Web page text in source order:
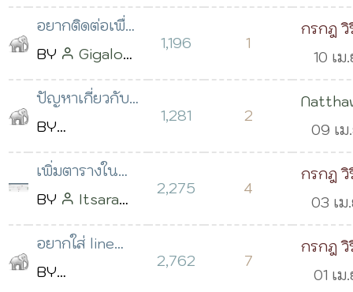
2562 เวลา 16:17
น.
ออนไลน์ที่ใช้
ลงไม่ได้ค่ะ
Nattamon
โพสต์เมื่อ 02
เม.ย. 2562 เวลา
09:59 น.
2562 เ
อยากติดต่อเพื่อ
ให้พัฒนาเว็บให้
ครับ
BY
Gigalow
Tle
โพสต์
เมื่อ 09 เม.ย.
23:42 น.
1,196 1
กรกฎ วิ
10 เม
2562 เ
ปัญหาเกี่ยวกับ
E-Document
ชื่อเอกสารมีคอม
BY
Natthawat
เม.ย. 2562 เวลา
10:44 น.
1,281 2
09 เม
2562 เ
11:54
เพิ่มตารางใน
repair-master
BY
Itsara
dairoop
2,275 4
กรกฎ วิ
03 เม
2562 เ
10:41
อยากใส่ line
notifiy ใน
BY
2,762 7
กรกฎ วิ
01 เม